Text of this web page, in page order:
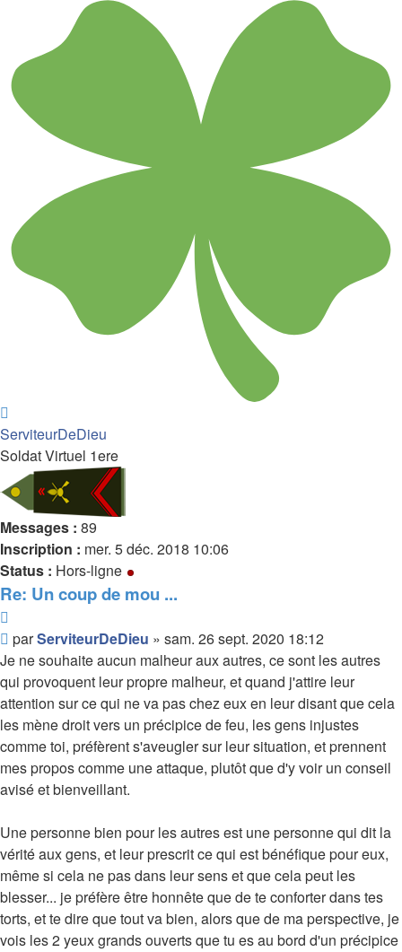
ServiteurDeDieu
Soldat Virtuel 1ere
Messages : 89
Inscription : mer. 5 déc. 2018 10:06
Status : Hors-ligne
Re: Un coup de mou ...
Message
non
lu
parServiteurDeDieu » sam. 26 sept. 2020 18:12
Je ne souhaite aucun malheur aux autres, ce sont les autres
qui provoquent leur propre malheur, et quand j'attire leur
attention sur ce qui ne va pas chez eux en leur disant que cela
les mène droit vers un précipice de feu, les gens injustes
comme toi, préfèrent s'aveugler sur leur situation, et prennent
mes propos comme une attaque, plutôt que d'y voir un conseil
avisé et bienveillant.
Une personne bien pour les autres est une personne qui dit la
vérité aux gens, et leur prescrit ce qui est bénéfique pour eux,
même si cela ne pas dans leur sens et que cela peut les
blesser... je préfère être honnête que de te conforter dans tes
torts, et te dire que tout va bien, alors que de ma perspective, je
vois les 2 yeux grands ouverts que tu es au bord d'un précipice